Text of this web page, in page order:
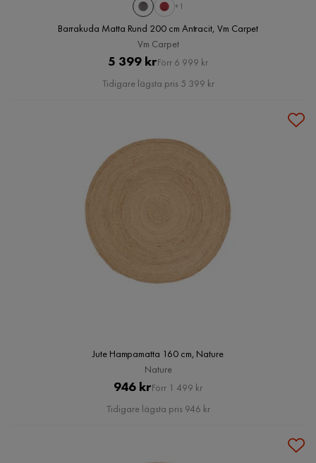
+1
Barrakuda Matta Rund 200 cm Antracit, Vm Carpet
Vm Carpet
Pris
5 399 krOriginal
Pris
Förr 6 999 kr
Tidigare lägsta pris 5 399 kr
Jute Hampamatta 160 cm, Nature
Nature
Pris
946 kr Original
Pris
Förr 1 499 kr
Tidigare lägsta pris 946 kr